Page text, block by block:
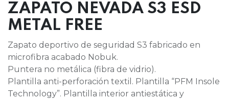
ZAPATO NEVADA S3 ESD
METAL FREE
Zapato deportivo de seguridad S3 fabricado en
microfibra acabado Nobuk.
Puntera no metálica (fibra de vidrio).
Plantilla anti-perforación textil. Plantilla “PFM Insole
Technology”. Plantilla interior antiestática y